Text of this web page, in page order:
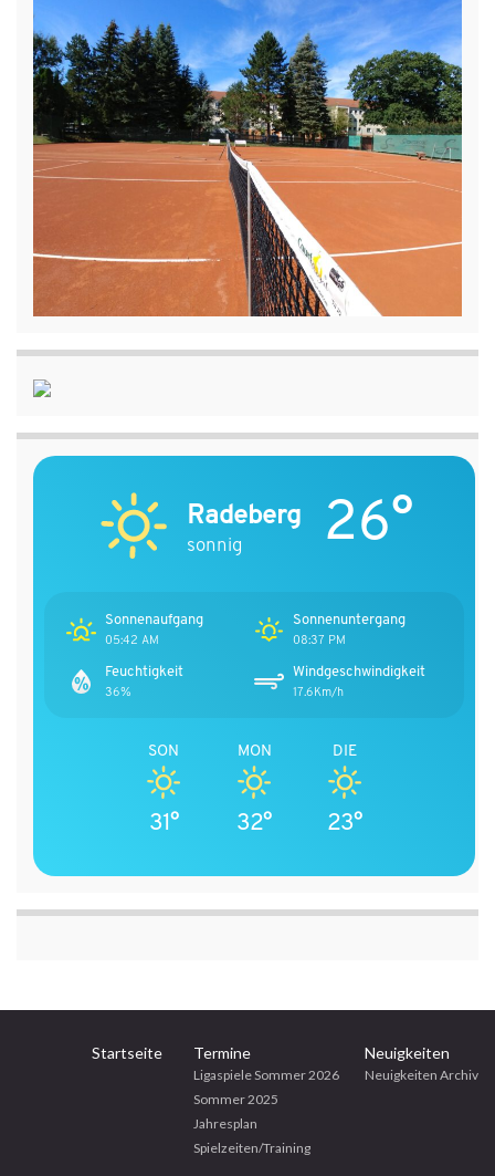
Radeberg
sonnig 26°
Sonnenaufgang
05:42 AM
Sonnenuntergang
08:37 PM
Feuchtigkeit
36%
Windgeschwindigkeit
17.6Km/h
SON
31°
MON
32°
DIE
23°
Startseite Termine
Ligaspiele Sommer 2026
Sommer 2025
Jahresplan
Spielzeiten/Training
Neuigkeiten
Neuigkeiten Archiv